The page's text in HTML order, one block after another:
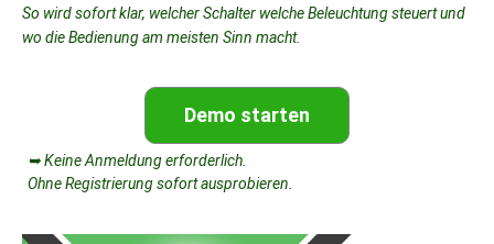
So wird sofort klar, welcher Schalter welche Beleuchtung steuert und
wo die Bedienung am meisten Sinn macht.
Demo starten
➥ Keine Anmeldung erforderlich.
Ohne Registrierung sofort ausprobieren.